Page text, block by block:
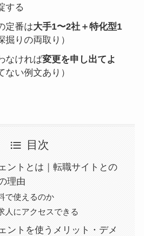
する
定番は大手1〜2社＋特化型1
掘りの両取り）
なければ変更を申し出てよ
ない例文あり）
目次
ントとは｜転職サイトとの
理由
で使えるのか
人にアクセスできる
ントを使うメリット・デメ